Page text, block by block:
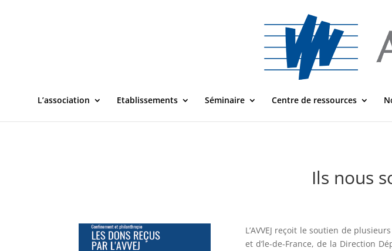
L’association Etablissements Séminaire Centre de ressources
Ils nous
L’AVVEJ reçoit le soutien de
et d’le-de-France, de la Direction